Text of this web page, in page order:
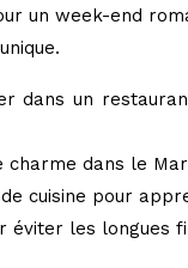
un week-end
dans un
dans le
cuisine pour
éviter les longues